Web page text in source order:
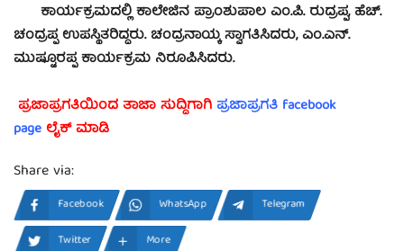
ಕಾರ್ಯಕ್ರಮದಲ್ಲಿ ಕಾಲೇಜಿನ ಪ್ರಾಂಶುಪಾಲ ಎಂ.ಪಿ. ರುದ್ರಪ್ಪ, ಹೆಚ್.
ಚಂದ್ರಪ್ಪ ಉಪಸ್ಥಿತರಿದ್ದರು. ಚಂದ್ರನಾಯ್ಕ ಸ್ವಾಗತಿಸಿದರು, ಎಂ.ಎನ್.
ಮುಷ್ಟೂರಪ್ಪ ಕಾರ್ಯಕ್ರಮ ನಿರೂಪಿಸಿದರು.
ಪ್ರಜಾಪ್ರಗತಿಯಿಂದ ತಾಜಾ ಸುದ್ದಿಗಾಗಿಪ್ರಜಾಪ್ರಗತಿ facebook
page ಲೈಕ್ ಮಾಡಿ
Share via:
Facebook WhatsApp
Telegram
Twitter
More